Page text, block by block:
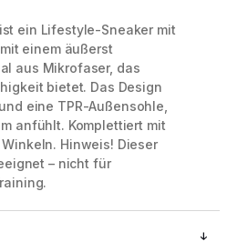
ist ein Lifestyle-Sneaker mit
einem äußerst
aus Mikrofaser, das
bietet. Das Design
eine TPR-Außensohle,
anfühlt. Komplettiert mit
Hinweis! Dieser
– nicht für